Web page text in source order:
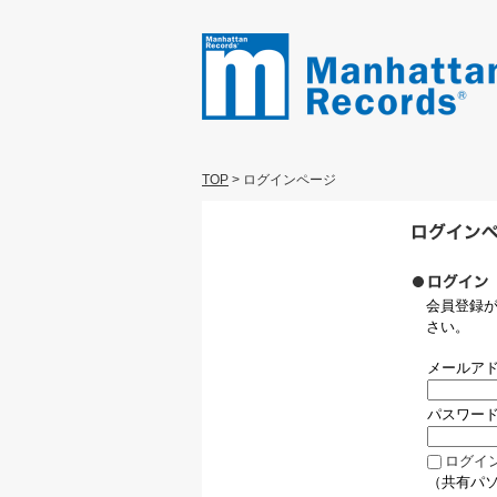
TOP > ログインページ
会員登録
さい。
メールア
パスワー
ログイ
（共有パ